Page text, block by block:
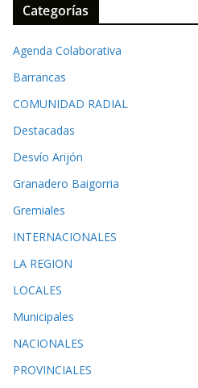
Categorías
Agenda Colaborativa
Barrancas
COMUNIDAD RADIAL
Destacadas
Desvío Arijón
Granadero Baigorria
Gremiales
INTERNACIONALES
LA REGION
LOCALES
Municipales
NACIONALES
PROVINCIALES